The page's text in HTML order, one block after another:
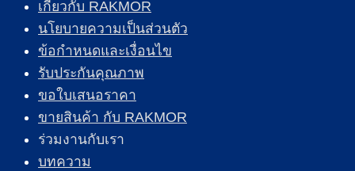
เกี่ยวกับ RAKMOR
นโยบายความเป็นส่วนตัว
ข้อกำหนดและเงื่อนไข
รับประกันคุณภาพ
ขอใบเสนอราคา
ขายสินค้า กับ RAKMOR
ร่วมงานกับเรา
บทความ